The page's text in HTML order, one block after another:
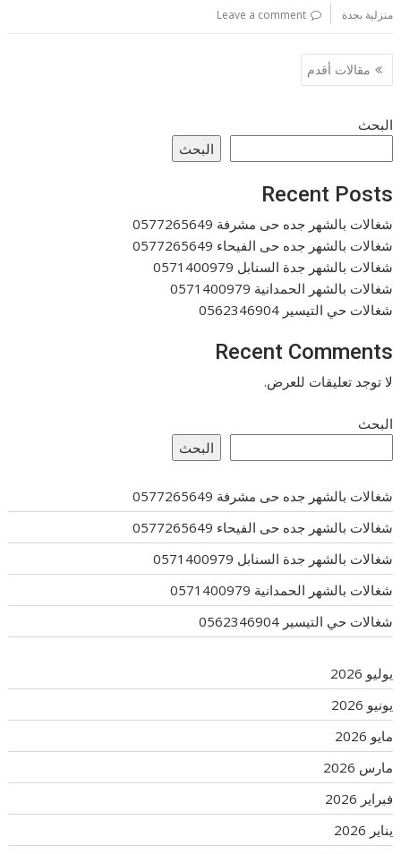
منزلية بجدة
Leave a comment
تصفّح
المقالات
مقالات أقدم
البحث
البحث
Recent Posts
شغالات بالشهر جده حى مشرفة 0577265649
شغالات بالشهر جده حى الفيحاء 0577265649
شغالات بالشهر جدة السنابل 0571400979
شغالات بالشهر الحمدانية 0571400979
شغالات حي التيسير 0562346904
Recent Comments
لا توجد تعليقات للعرض.
البحث
البحث
شغالات بالشهر جده حى مشرفة 0577265649
شغالات بالشهر جده حى الفيحاء 0577265649
شغالات بالشهر جدة السنابل 0571400979
شغالات بالشهر الحمدانية 0571400979
شغالات حي التيسير 0562346904
يوليو 2026
يونيو 2026
مايو 2026
مارس 2026
فبراير 2026
يناير 2026